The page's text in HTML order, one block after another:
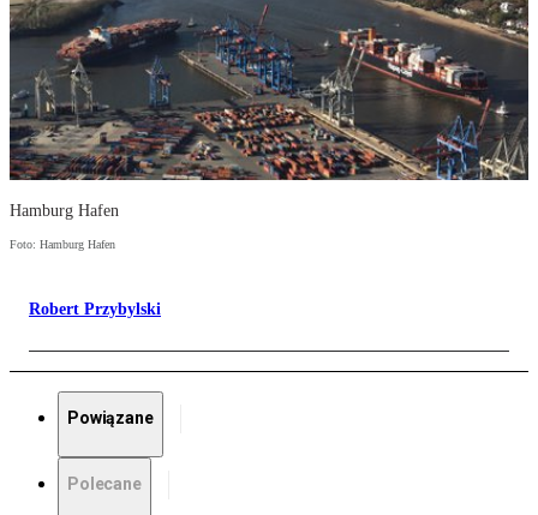
Hamburg Hafen
Foto: Hamburg Hafen
Robert Przybylski
Powiązane
Polecane